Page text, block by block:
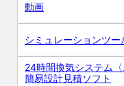
動画
シミュレーションツー
24時間換気システム〈
簡易設計見積ソフト